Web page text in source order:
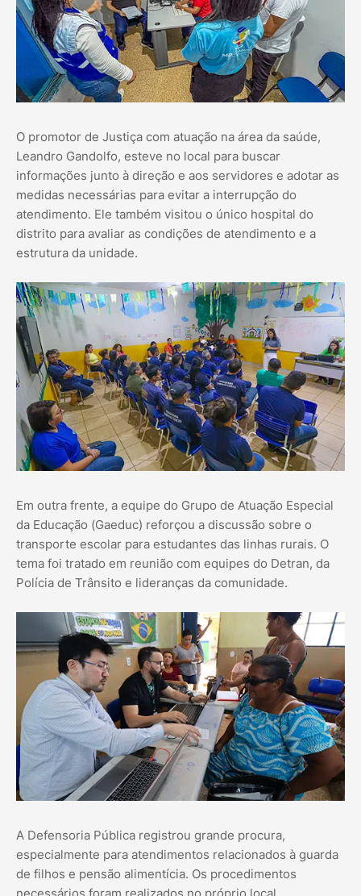
O promotor de Justiça com atuação na área da saúde,
Leandro Gandolfo, esteve no local para buscar
informações junto à direção e aos servidores e adotar as
medidas necessárias para evitar a interrupção do
atendimento. Ele também visitou o único hospital do
distrito para avaliar as condições de atendimento e a
estrutura da unidade.
Em outra frente, a equipe do Grupo de Atuação Especial
da Educação (Gaeduc) reforçou a discussão sobre o
transporte escolar para estudantes das linhas rurais. O
tema foi tratado em reunião com equipes do Detran, da
Polícia de Trânsito e lideranças da comunidade.
A Defensoria Pública registrou grande procura,
especialmente para atendimentos relacionados à guarda
de filhos e pensão alimentícia. Os procedimentos